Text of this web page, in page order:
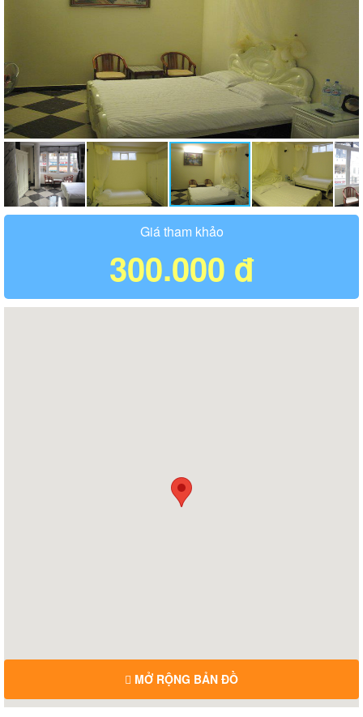
Giá tham khảo
300.000 đ
MỞ RỘNG BẢN ĐỒ